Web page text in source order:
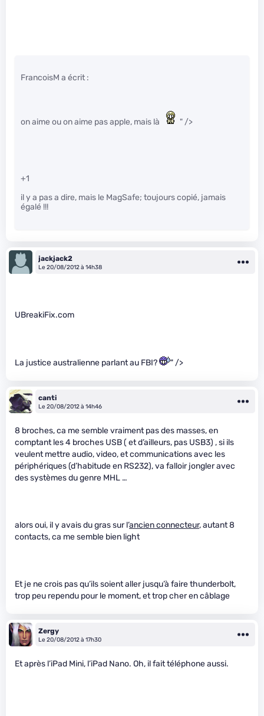
FrancoisM a écrit :
on aime ou on aime pas apple, mais là " />
+1
il y a pas a dire, mais le MagSafe; toujours copié, jamais
égalé !!!
jackjack2
Le 20/08/2012 à 14h38
UBreakiFix.com
La justice australienne parlant au FBI? " />
canti
Le 20/08/2012 à 14h46
8 broches, ca me semble vraiment pas des masses, en
comptant les 4 broches USB ( et d’ailleurs, pas USB3) , si ils
veulent mettre audio, video, et communications avec les
périphériques (d’habitude en RS232), va falloir jongler avec
des systèmes du genre MHL …
alors oui, il y avais du gras sur l’ancien connecteur, autant 8
contacts, ca me semble bien light
Et je ne crois pas qu’ils soient aller jusqu’à faire thunderbolt,
trop peu rependu pour le moment, et trop cher en câblage
Zergy
Le 20/08/2012 à 17h30
Et après l’iPad Mini, l’iPad Nano. Oh, il fait téléphone aussi.